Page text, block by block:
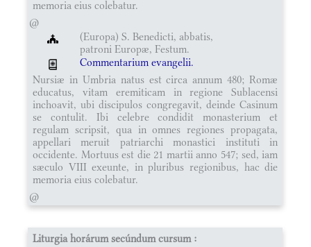
memoria eius colebatur.
@
(Europa) S. Benedicti, abbatis,
patroni Europæ, Festum.
Commentarium evangelii.
Nursiæ in Umbria natus est circa annum 480; Romæ
educatus, vitam eremiticam in regione Sublacensi
inchoavit, ubi discipulos congregavit, deinde Casinum
se contulit. Ibi celebre condidit monasterium et
regulam scripsit, qua in omnes regiones propagata,
appellari meruit patriarchi monastici instituti in
occidente. Mortuus est die 21 martii anno 547; sed, iam
sæculo VIII exeunte, in pluribus regionibus, hac die
memoria eius colebatur.
@
Liturgia horárum secúndum cursum :